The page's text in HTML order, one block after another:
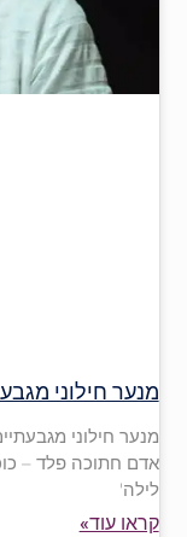
מנער חילוני
מנער חילוני
אדם חתוכה פלד –
לילה'
קראו עוד»